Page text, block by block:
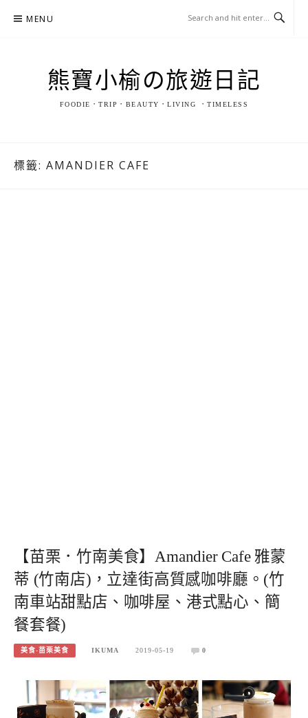
MENU
熊寶小榆の旅遊日記
FOODIE．TRIP．BEAUTY．LIVING ．TIMELESS
標籤: AMANDIER CAFE
【苗栗．竹南美食】Amandier Cafe 雅蒙
蒂 (竹南店)，立達街高質感咖啡廳。(竹
南車站甜點店、咖啡屋、港式點心、簡
餐套餐)
美食-苗栗美食 IKUMA 2019-05-19 0